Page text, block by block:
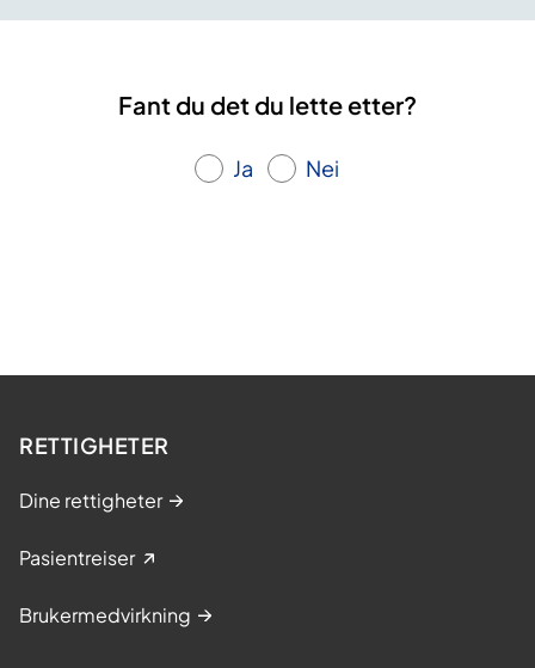
Fant du det du lette etter?
Ja Nei
RETTIGHETER
Dine rettigheter
Pasientreiser
Brukermedvirkning